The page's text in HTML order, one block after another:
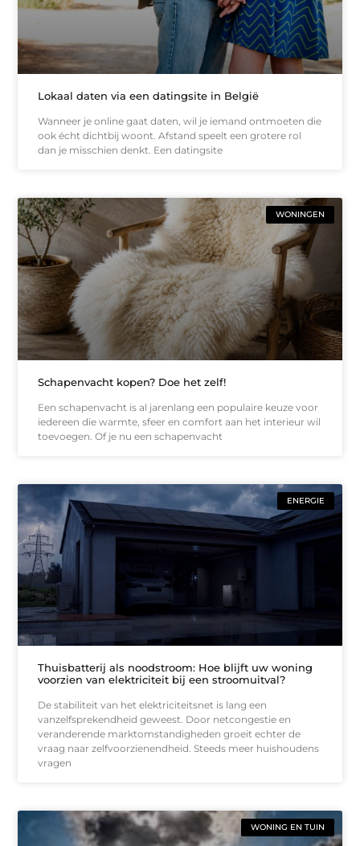
Lokaal daten via een datingsite in België
Wanneer je online gaat daten, wil je iemand ontmoeten die
ook écht dichtbij woont. Afstand speelt een grotere rol
dan je misschien denkt. Een datingsite
WONINGEN
Schapenvacht kopen? Doe het zelf!
Een schapenvacht is al jarenlang een populaire keuze voor
iedereen die warmte, sfeer en comfort aan het interieur wil
toevoegen. Of je nu een schapenvacht
ENERGIE
Thuisbatterij als noodstroom: Hoe blijft uw woning
voorzien van elektriciteit bij een stroomuitval?
De stabiliteit van het elektriciteitsnet is lang een
vanzelfsprekendheid geweest. Door netcongestie en
veranderende marktomstandigheden groeit echter de
vraag naar zelfvoorzienendheid. Steeds meer huishoudens
vragen
WONING EN TUIN